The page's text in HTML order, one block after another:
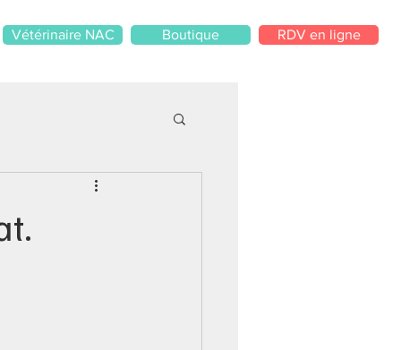
Vétérinaire NAC Boutique RDV en ligne